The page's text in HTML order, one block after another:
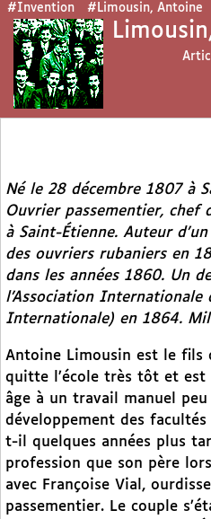
#Invention
#Limousin, Antoine
Né le 28 décembre 1807 à
Ouvrier passementier, chef
à Saint-Étienne. Auteur
des ouvriers rubaniers en
dans les années 1860. Un
l’Association Internationale
Internationale) en 1864.
Antoine Limousin est le fils
quitte l’école très tôt et est
âge à un travail manuel
développement des
t-il quelques années plus
profession que son père
avec Françoise Vial,
passementier. Le couple